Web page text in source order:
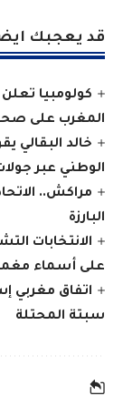
قد يعجبك
كولومبيا
المغرب على
خالد البقالي
الوطني عبر
مراكش..
البارزة
الانتخابات
على أسماء
اتفاق مغربي
سبتة المحتلة